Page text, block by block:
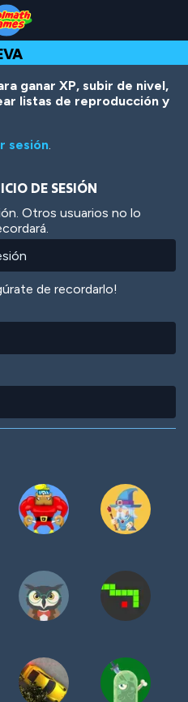
ganar XP, subir de nivel,
listas de reproducción y
sesión.
DE SESIÓN
Otros usuarios no lo
de recordarlo!